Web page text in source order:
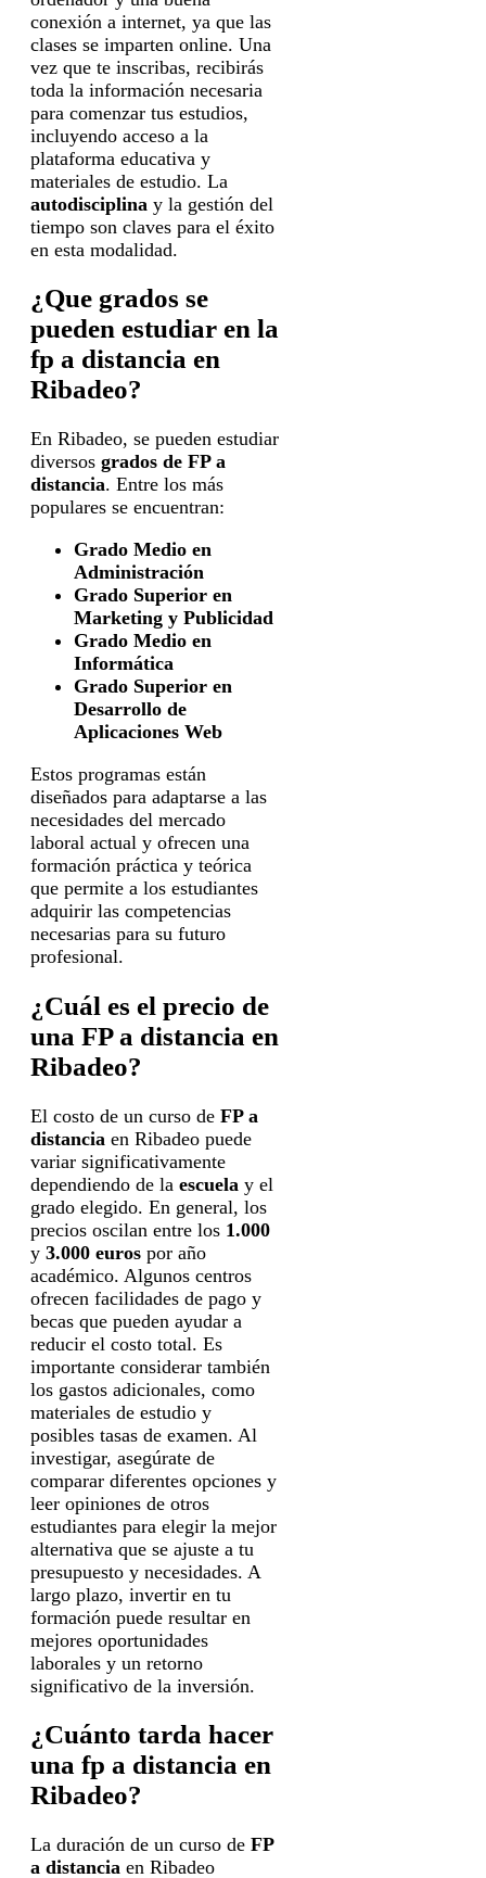
conexión a internet, ya que las
clases se imparten online. Una
vez que te inscribas, recibirás
toda la información necesaria
para comenzar tus estudios,
incluyendo acceso a la
plataforma educativa y
materiales de estudio. La
autodisciplina y la gestión del
tiempo son claves para el éxito
en esta modalidad.
¿Que grados se
pueden estudiar en la
fp a distancia en
Ribadeo?
En Ribadeo, se pueden estudiar
diversos grados de FP a
distancia. Entre los más
populares se encuentran:
Grado Medio en
Administración
Grado Superior en
Marketing y Publicidad
Grado Medio en
Informática
Grado Superior en
Desarrollo de
Aplicaciones Web
Estos programas están
diseñados para adaptarse a las
necesidades del mercado
laboral actual y ofrecen una
formación práctica y teórica
que permite a los estudiantes
adquirir las competencias
necesarias para su futuro
profesional.
¿Cuál es el precio de
una FP a distancia en
Ribadeo?
El costo de un curso de FP a
distancia en Ribadeo puede
variar significativamente
dependiendo de la escuela y el
grado elegido. En general, los
precios oscilan entre los 1.000
y 3.000 euros por año
académico. Algunos centros
ofrecen facilidades de pago y
becas que pueden ayudar a
reducir el costo total. Es
importante considerar también
los gastos adicionales, como
materiales de estudio y
posibles tasas de examen. Al
investigar, asegúrate de
comparar diferentes opciones y
leer opiniones de otros
estudiantes para elegir la mejor
alternativa que se ajuste a tu
presupuesto y necesidades. A
largo plazo, invertir en tu
formación puede resultar en
mejores oportunidades
laborales y un retorno
significativo de la inversión.
¿Cuánto tarda hacer
una fp a distancia en
Ribadeo?
La duración de un curso de FP
a distancia en Ribadeo